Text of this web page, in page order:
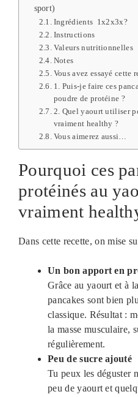
sport)
Ingrédients 1x2x3x?
Instructions
Valeurs nutritionnelles
Notes
Vous avez essayé cette
1. Puis-je faire ces
poudre de protéine ?
2. Quel yaourt utiliser
vraiment healthy ?
Vous aimerez aussi…
Pourquoi ces
protéinés au
vraiment
Dans cette recette, on mise
Un bon apport en
Grâce au yaourt et à
pancakes sont bien
classique. Résultat :
la masse musculaire,
régulièrement.
Peu de sucre ajouté
Tu peux les déguster
peu de yaourt et